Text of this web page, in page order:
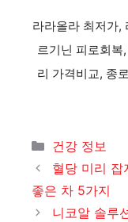
라라올라 최저가,
르기닌 피로회
리 가격비교, 종
카
테
고
리
건강 정보
혈당 미리 잡
좋은 차 5가지
니코알 솔루